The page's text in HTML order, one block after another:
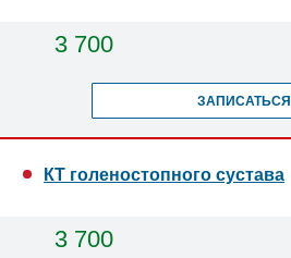
3 700
ЗАПИСАТЬСЯ
КТ голеностопного сустава
3 700